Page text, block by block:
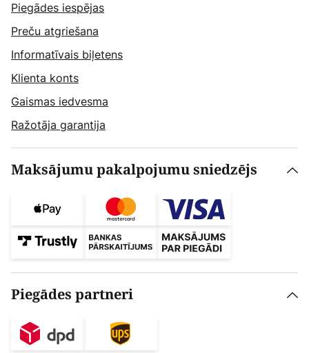
Piegādes iespējas
Preču atgriešana
Informatīvais biļetens
Klienta konts
Gaismas iedvesma
Ražotāja garantija
Maksājumu pakalpojumu sniedzējs
Piegādes partneri